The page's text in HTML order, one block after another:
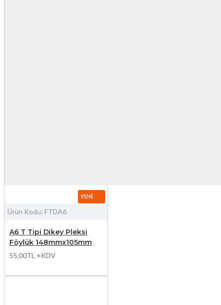
YENI
Ürün Kodu: FTDA6
A6 T Tipi Dikey Pleksi
Föylük 148mmx105mm
55,00TL +KDV